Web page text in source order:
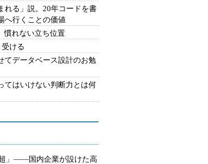
れる」説。20年コードを書
へ行くことの価値
れない立ち位置
ける
てデータベース設計のお勉
てはいけない判断力とは何
」――国内企業が設けた高